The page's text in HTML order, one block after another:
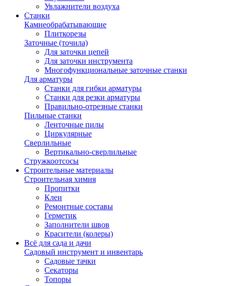
Увлажнители воздуха
Станки
Камнеобрабатывающие
Плиткорезы
Заточные (точила)
Для заточки цепей
Для заточки инструмента
Многофункциональные заточные станки
Для арматуры
Станки для гибки арматуры
Станки для резки арматуры
Правильно-отрезные станки
Пильные станки
Ленточные пилы
Циркулярные
Сверлильные
Вертикально-сверлильные
Стружкоотсосы
Строительные материалы
Строительная химия
Пропитки
Клеи
Ремонтные составы
Герметик
Заполнители швов
Красители (колеры)
Всё для сада и дачи
Садовый инструмент и инвентарь
Садовые тачки
Секаторы
Топоры